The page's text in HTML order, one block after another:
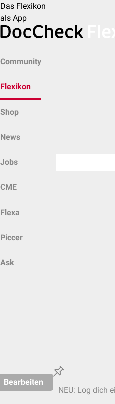
Das Flexikon
als App
Community
Flexikon
Shop
News
Jobs
CME
Flexa
Piccer
Ask
Bearbeiten
NEU: Log dich